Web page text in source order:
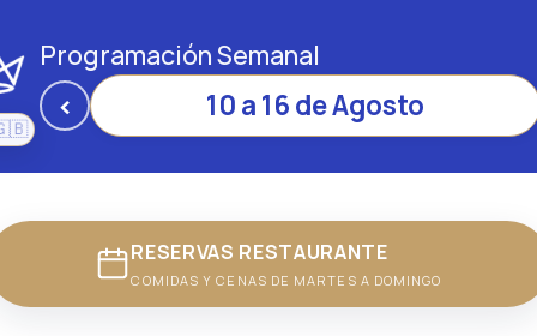
English
Programación Semanal
‹ 10 a 16 de Agosto
RESERVAS RESTAURANTE
COMIDAS Y CENAS DE MARTES A DOMINGO